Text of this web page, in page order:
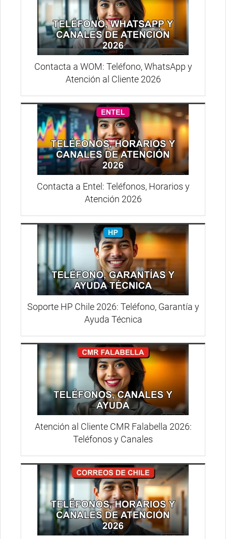
Contacta a WOM: Teléfono, WhatsApp y
Atención al Cliente 2026
Contacta a Entel: Teléfonos, Horarios y
Atención 2026
Soporte HP Chile 2026: Teléfono, Garantía y
Ayuda Técnica
Atención al Cliente CMR Falabella 2026:
Teléfonos y Canales